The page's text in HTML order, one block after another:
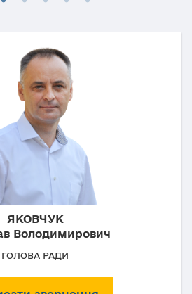
ЯКОВЧУК
Володимирович
ГОЛОВА РАДИ